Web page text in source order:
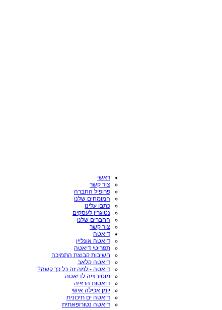
ראשי
צור קשר
פרופיל החברה
המומחים שלנו
כתבו עלינו
נטוגרין לעסקים
החברים שלנו
צור קשר
דיאטה
דיאטה אונליין
תפריטי דיאטה
חשיבות קבוצת התמיכה
דיאטה קלאב
דיאטה - למה זה כל כך קשה?
מוטיבציה לדיאטה
דיאטות הרזייה
יומן אכילה אישי
דיאטה ים תיכונית
דיאטה נטורופאתית